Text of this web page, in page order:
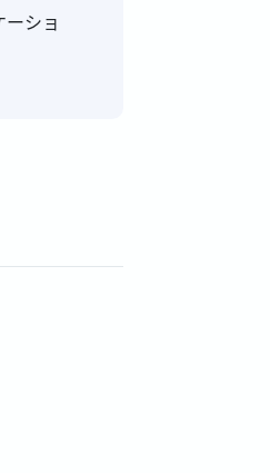
ショ